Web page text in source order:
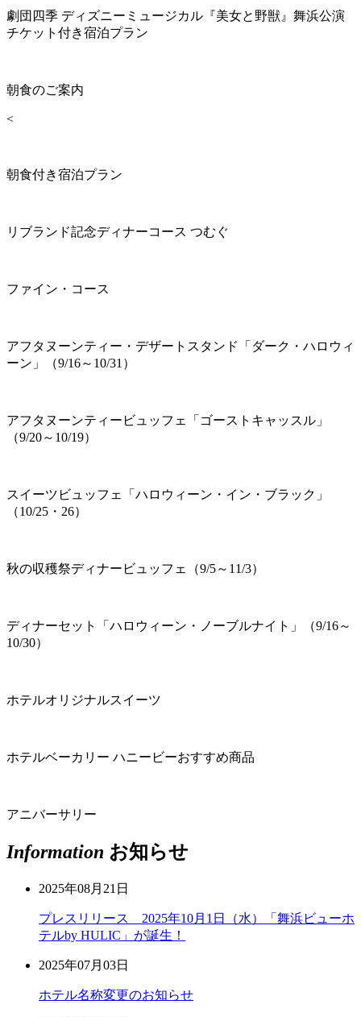
劇団四季 ディズニーミュージカル『美女と野獣』舞浜公演
チケット付き宿泊プラン
朝食のご案内
<
朝食付き宿泊プラン
リブランド記念ディナーコース つむぐ
ファイン・コース
アフタヌーンティー・デザートスタンド「ダーク・ハロウィ
ーン」（9/16～10/31）
アフタヌーンティービュッフェ「ゴーストキャッスル」
（9/20～10/19）
スイーツビュッフェ「ハロウィーン・イン・ブラック」
（10/25・26）
秋の収穫祭ディナービュッフェ（9/5～11/3）
ディナーセット「ハロウィーン・ノーブルナイト」（9/16～
10/30）
ホテルオリジナルスイーツ
ホテルベーカリー ハニービーおすすめ商品
アニバーサリー
Information お知らせ
2025年08月21日
プレスリリース 2025年10月1日（水）「舞浜ビューホ
テルby HULIC」が誕生！
2025年07月03日
ホテル名称変更のお知らせ